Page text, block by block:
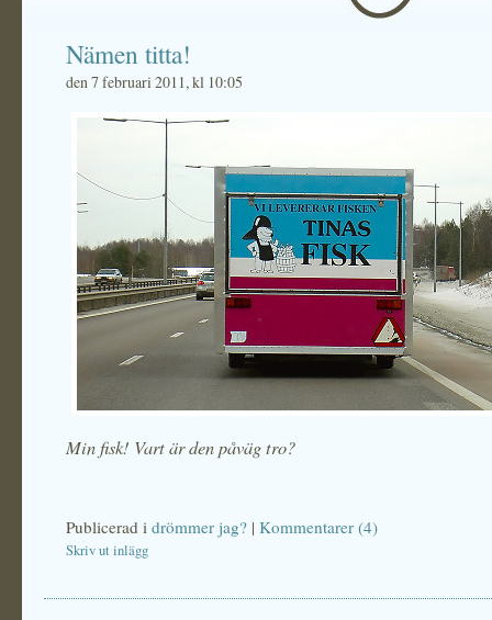
Nämen titta!
den 7 februari 2011, kl 10:05
Min fisk! Vart är den påväg tro?
Publicerad i drömmer jag? | Kommentarer (4)
Skriv ut inlägg